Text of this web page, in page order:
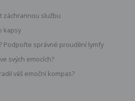
záchrannou službu
kapsy
Podpořte správné proudění lymfy
svých emocích?
váš emoční kompas?